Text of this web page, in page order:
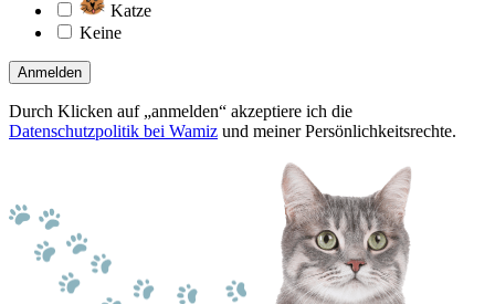
Katze
Keine
Anmelden
Durch Klicken auf „anmelden“ akzeptiere ich die
Datenschutzpolitik bei Wamiz und meiner Persönlichkeitsrechte.